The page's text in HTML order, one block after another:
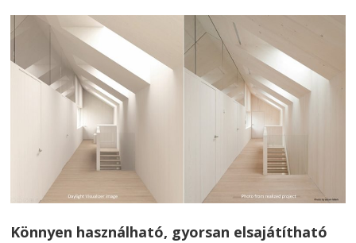
Könnyen használható, gyorsan elsajátítható